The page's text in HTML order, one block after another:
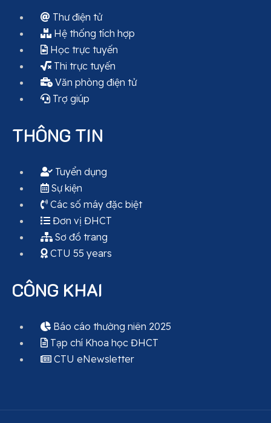
Thư điện tử
Hệ thống tích hợp
Học trực tuyến
Thi trực tuyến
Văn phòng điện tử
Trợ giúp
THÔNG TIN
Tuyển dụng
Sự kiện
Các số máy đặc biệt
Đơn vị ĐHCT
Sơ đồ trang
CTU 55 years
CÔNG KHAI
Báo cáo thường niên 2025
Tạp chí Khoa học ĐHCT
CTU eNewsletter